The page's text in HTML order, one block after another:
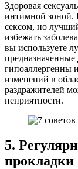
Здоровая
интимной зоной.
сексом, но
избежать
вы используете
предназначенные
гипоаллергенны
изменений в
раздражителей
неприятности.
5.
прокладки